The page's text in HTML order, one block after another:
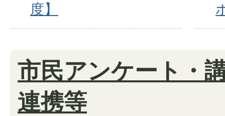
度】
市民アンケート・
連携等